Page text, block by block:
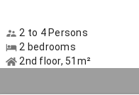
2 to 4 Persons
2 bedrooms
2nd floor, 51m²